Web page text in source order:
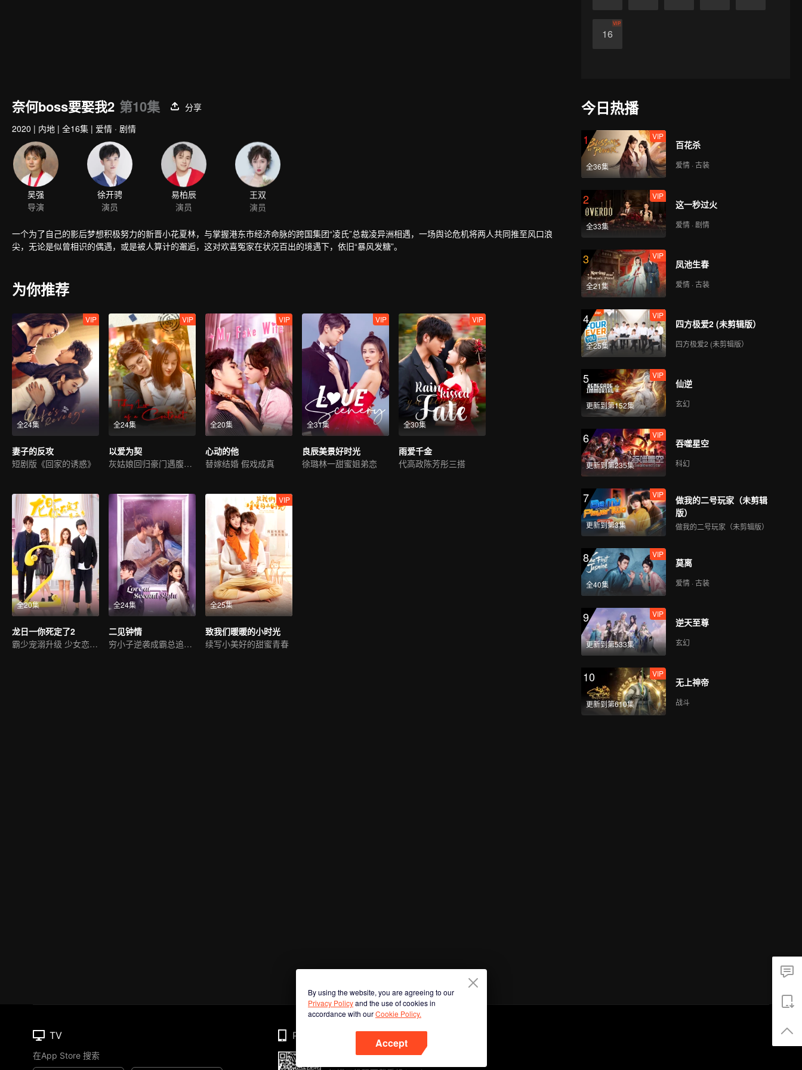
16
VIP
奈何boss要娶我2 第10集
分享
2020 | 内地 | 全16集 | 爱情 · 剧情
吴强
导演
徐开骋
演员
易柏辰
演员
王双
演员
一个为了自己的影后梦想积极努力的新晋小花夏林，与掌握港东市经济命脉的跨国集团“凌氏”总裁凌异洲相遇，一场舆论危机将两人共同推至风口浪
尖，无论是似曾相识的偶遇，或是被人算计的邂逅，这对欢喜冤家在状况百出的境遇下，依旧“暴风发糖”。
为你推荐
全24集
VIP
妻子的反攻
短剧版《回家的诱惑》
全24集
VIP
以爱为契
灰姑娘回归豪门遇腹黑霸总
全20集
VIP
心动的他
替嫁结婚 假戏成真
全31集
VIP
良辰美景好时光
徐璐林一甜蜜姐弟恋
全30集
VIP
雨爱千金
代高政陈芳彤三搭
全20集
龙日一你死定了2
霸少宠溺升级 少女恋突遇劲敌
全24集
二见钟情
穷小子逆袭成霸总追初恋
全25集
VIP
致我们暖暖的小时光
续写小美好的甜蜜青春
今日热播
1
全36集
VIP
百花杀
爱情 · 古装
2
全33集
VIP
这一秒过火
爱情 · 剧情
3
全21集
VIP
凤池生春
爱情 · 古装
4
全25集
VIP
四方极爱2 (未剪辑版）
四方极爱2 (未剪辑版）
5
更新到第152集
VIP
仙逆
玄幻
6
更新到第235集
VIP
吞噬星空
科幻
7
更新到第3集
VIP
做我的二号玩家（未剪辑
版）
做我的二号玩家（未剪辑版）
8
全40集
VIP
莫离
爱情 · 古装
9
更新到第533集
VIP
逆天至尊
玄幻
10
更新到第610集
VIP
无上神帝
战斗
By using the website, you are agreeing to our
Privacy Policyand the use of cookies in
accordance with ourCookie Policy.
Accept
TV
在App Store 搜索
Phone